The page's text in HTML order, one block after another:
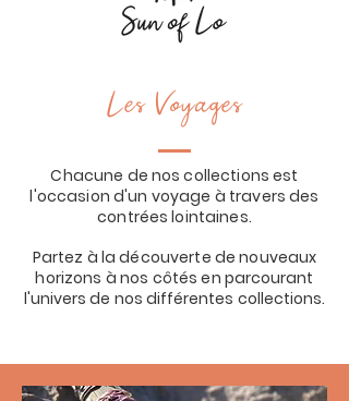
Les Voyages
Chacune de nos collections est
l'occasion d'un voyage à travers des
contrées lointaines.
Partez à la découverte de nouveaux
horizons à nos côtés en parcourant
l'univers de nos différentes collections.